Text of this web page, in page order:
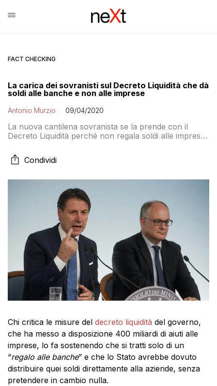
FACT CHECKING
La carica dei sovranisti sul Decreto Liquidità che dà
soldi alle banche e non alle imprese
Antonio Murzio 09/04/2020
La nuova cantilena sovranista se la prende con il
Decreto Liquidità perché non regala soldi alle imprese.
se presta l’Italia mamma mia è una truffa, Conte ladro!
Ma c’è per caso qualcuno in Europa che ha
problema è l’Italia. Perché?
Condividi
Chi critica le misure del decreto liquidità del governo,
che ha messo a disposizione 400 miliardi di aiuti alle
imprese, lo fa sostenendo che si tratti solo di un
“regalo alle banche” e che lo Stato avrebbe dovuto
distribuire quei soldi direttamente alla aziende, senza
pretendere in cambio nulla.